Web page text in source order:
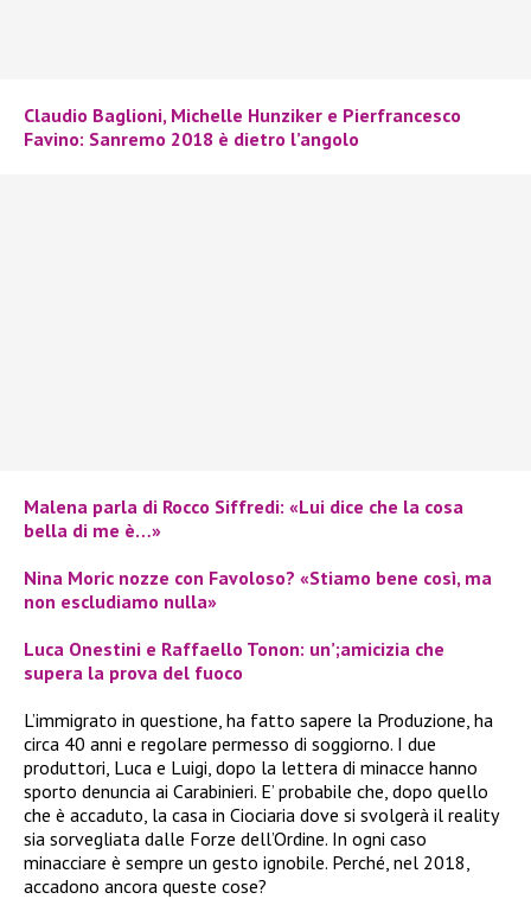
Claudio Baglioni, Michelle Hunziker e Pierfrancesco
Favino: Sanremo 2018 è dietro l’angolo
Malena parla di Rocco Siffredi: «Lui dice che la cosa
bella di me è…»
Nina Moric nozze con Favoloso? «Stiamo bene così, ma
non escludiamo nulla»
Luca Onestini e Raffaello Tonon: un’;amicizia che
supera la prova del fuoco
L’immigrato in questione, ha fatto sapere la Produzione, ha
circa 40 anni e regolare permesso di soggiorno. I due
produttori, Luca e Luigi, dopo la lettera di minacce hanno
sporto denuncia ai Carabinieri. E’ probabile che, dopo quello
che è accaduto, la casa in Ciociaria dove si svolgerà il reality
sia sorvegliata dalle Forze dell’Ordine. In ogni caso
minacciare è sempre un gesto ignobile. Perché, nel 2018,
accadono ancora queste cose?